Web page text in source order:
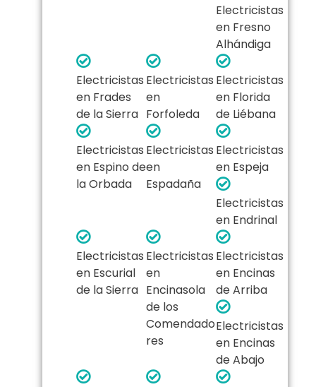
Electricistas
en Fresno
Alhándiga
Electricistas
en Frades
de la Sierra
Electricistas
en
Forfoleda
Electricistas
en Florida
de Liébana
Electricistas
en Espino de
la Orbada
Electricistas
en
Espadaña
Electricistas
en Espeja
Electricistas
en Endrinal
Electricistas
en Escurial
de la Sierra
Electricistas
en
Encinasola
de los
Comendado
res
Electricistas
en Encinas
de Arriba
Electricistas
en Encinas
de Abajo